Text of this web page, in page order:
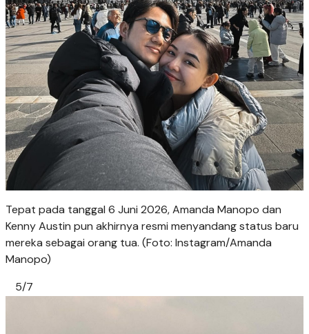
Tepat pada tanggal 6 Juni 2026, Amanda Manopo dan
Kenny Austin pun akhirnya resmi menyandang status baru
mereka sebagai orang tua. (Foto: Instagram/Amanda
Manopo)
5/7